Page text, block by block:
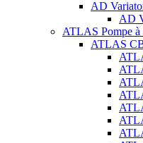
AD
AD
ATLAS Pompe à
ATLAS